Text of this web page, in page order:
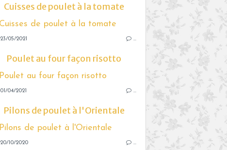
Cuisses de poulet à la tomate
23/05/2021 …
Poulet au four façon risotto
01/04/2021 …
Pilons de poulet à l'Orientale
20/10/2020 …